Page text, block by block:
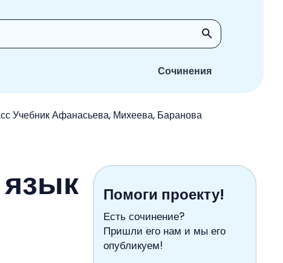
Сочинения
Учебник Афанасьева, Михеева, Баранова
Помоги проекту!
Есть сочинение?
Пришли его нам и мы его
опубликуем!